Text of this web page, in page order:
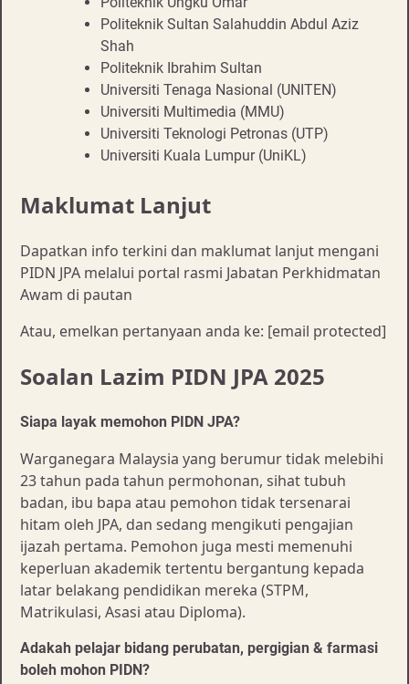
Politeknik Sultan Salahuddin Abdul Aziz
Shah
Politeknik Ibrahim Sultan
Universiti Tenaga Nasional (UNITEN)
Universiti Multimedia (MMU)
Universiti Teknologi Petronas (UTP)
Universiti Kuala Lumpur (UniKL)
Maklumat Lanjut
Dapatkan info terkini dan maklumat lanjut mengani
PIDN JPA melalui portal rasmi Jabatan Perkhidmatan
Awam di pautan
Atau, emelkan pertanyaan anda ke: [email protected]
Soalan Lazim PIDN JPA 2025
Siapa layak memohon PIDN JPA?
Warganegara Malaysia yang berumur tidak melebihi
23 tahun pada tahun permohonan, sihat tubuh
badan, ibu bapa atau pemohon tidak tersenarai
hitam oleh JPA, dan sedang mengikuti pengajian
ijazah pertama. Pemohon juga mesti memenuhi
keperluan akademik tertentu bergantung kepada
latar belakang pendidikan mereka (STPM,
Matrikulasi, Asasi atau Diploma).
Adakah pelajar bidang perubatan, pergigian & farmasi
boleh mohon PIDN?